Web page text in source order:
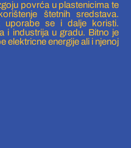
povrća u plastenicima te
štetnih sredstava.
uporabe se i dalje koristi.
i industrija u gradu. Bitno je
elektricne energije ali i njenoj